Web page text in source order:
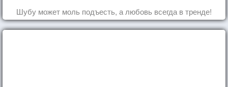
Шубу может моль подъесть, а любовь всегда в тренде!